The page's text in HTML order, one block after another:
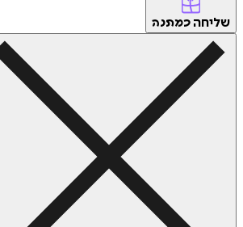
שליחה כמתנה